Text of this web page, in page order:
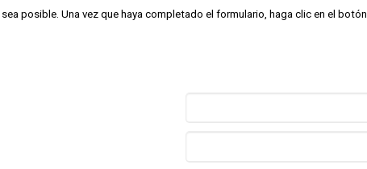
posible. Una vez que haya completado el formulario, haga clic en el